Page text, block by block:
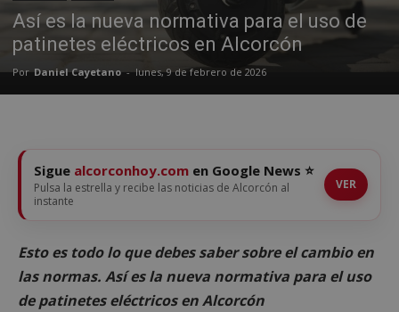
Así es la nueva normativa para el uso de
patinetes eléctricos en Alcorcón
Por Daniel Cayetano - lunes, 9 de febrero de 2026
Sigue alcorconhoy.com en Google News ⭐
Pulsa la estrella y recibe las noticias de Alcorcón al
instante
VER
Esto es todo lo que debes saber sobre el cambio en
las normas. Así es la nueva normativa para el uso
de patinetes eléctricos en Alcorcón